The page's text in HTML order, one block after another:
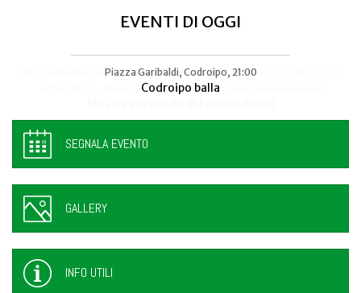
EVENTI DI OGGI
Villa Manin, Passariano di Codroipo
“Nuda Veritas” di Klimt in mostra a
Piazza Garibaldi, Codroipo, 21:00
Codroipo balla
SEGNALA EVENTO
GALLERY
INFO UTILI